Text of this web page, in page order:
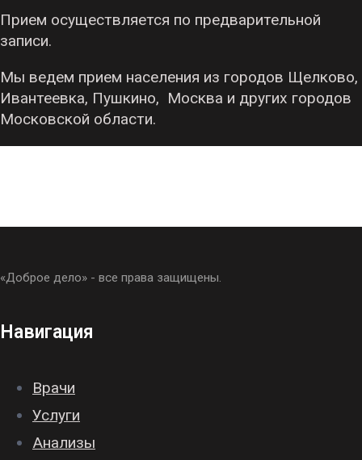
Прием осуществляется по предварительной
записи.
Мы ведем прием населения из городов Щелково,
Ивантеевка, Пушкино, Москва и других городов
Московской области.
«Доброе дело» - все права защищены.
Навигация
Врачи
Услуги
Анализы